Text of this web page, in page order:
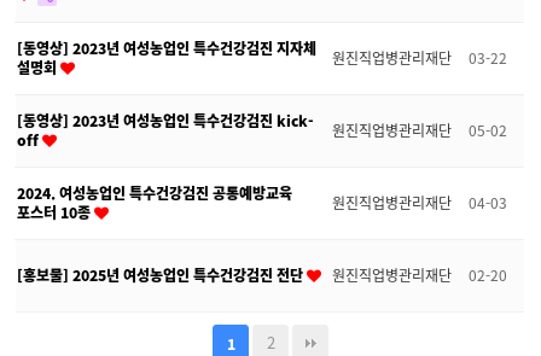
[동영상] 2023년 여성농업인 특수건강검진 지자체
설명회
원진직업병관리재단 03-22
[동영상] 2023년 여성농업인 특수건강검진 kick-
off
원진직업병관리재단 05-02
2024. 여성농업인 특수건강검진 공통예방교육
포스터 10종
원진직업병관리재단 04-03
[홍보물] 2025년 여성농업인 특수건강검진 전단 원진직업병관리재단 02-20
1 2